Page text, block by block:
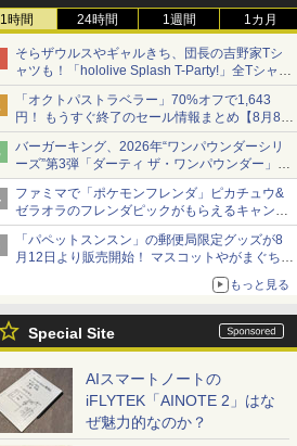
1時間 24時間 1週間 1カ月
そらザウルスやギャルきち、団長の吉野家Tシ
ャツも！「hololive Splash T-Party!」全Tシャツ
ラインナップ公開＆オンライン販売開始
「オクトパストラベラー」70%オフで1,643
円！ もうすぐ終了のセール情報まとめ【8月8日
更新】
ニンテンドーeショップでは「大神 絶景版」が
67%オフで990円
バーガーキング、2026年“ワンパウンダーシリ
ーズ”第3弾「ダーティ ザ・ワンパウンダー」を
8月7日発売
「特製ガーリックマヨソース」を使用した超大
型チーズバーガー
ファミマで「ポケモンフレンダ」ピカチュウ&
ゼラオラのフレンダピックがもらえるキャンペ
ーン開催！
「パペットスンスン」の郵便局限定グッズが8
月12日より販売開始！ マスコットやがまぐち、
もっと見る
Special Site
AIスマートノートの
iFLYTEK「AINOTE 2」はな
ぜ魅力的なのか？